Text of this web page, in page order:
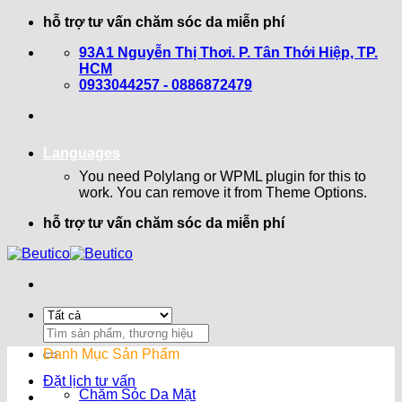
hỗ trợ tư vấn chăm sóc da miễn phí
93A1 Nguyễn Thị Thơi. P. Tân Thới Hiệp, TP.
HCM
0933044257 - 0886872479
Languages
You need Polylang or WPML plugin for this to
work. You can remove it from Theme Options.
hỗ trợ tư vấn chăm sóc da miễn phí
Search
for:
Đặt lịch tư vấn
Danh Mục Sản Phẩm
Chăm Sóc Da Mặt